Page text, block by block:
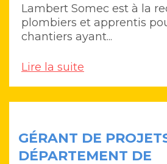
Lambert Somec est à la
plombiers et apprentis
chantiers ayant...
Lire la suite
GÉRANT DE
DÉPARTEMENT DE